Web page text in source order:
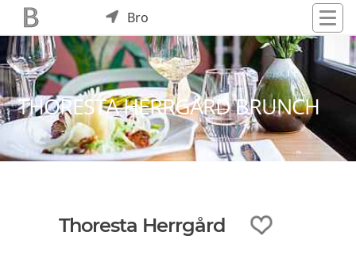
Bro
THORESTA HERRGÅRD BRUNCH
Thoresta Herrgård